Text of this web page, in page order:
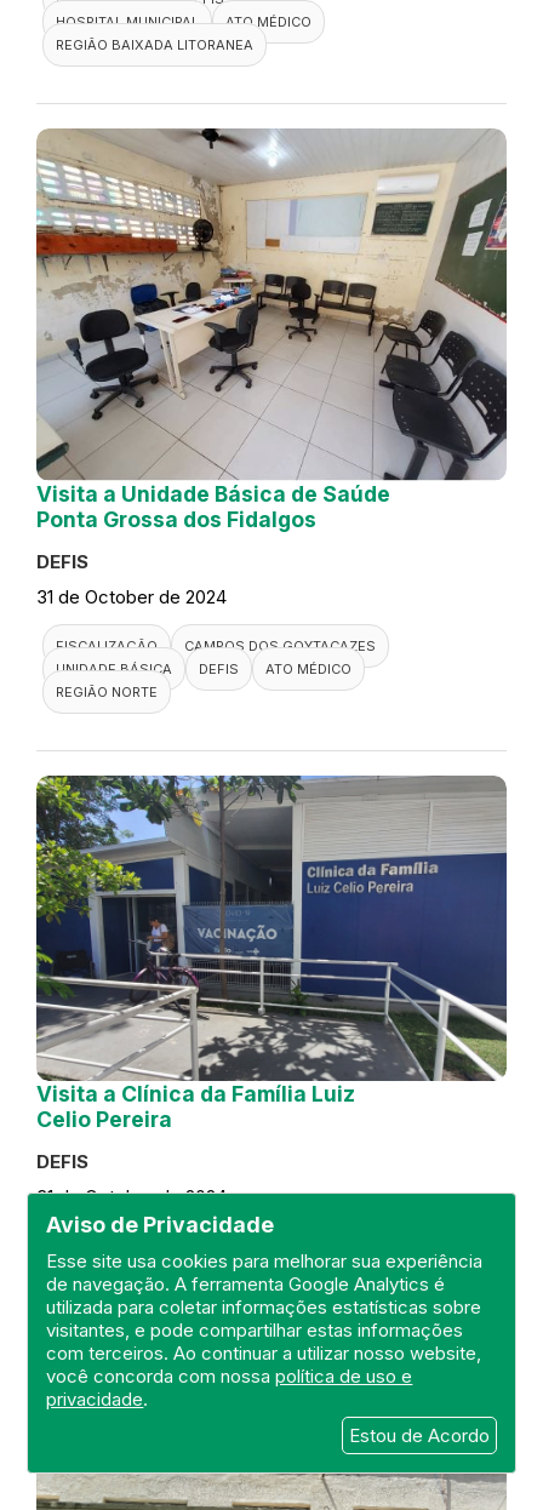
Aviso de Privacidade
Esse site usa cookies para melhorar sua experiência
de navegação. A ferramenta Google Analytics é
utilizada para coletar informações estatísticas sobre
visitantes, e pode compartilhar estas informações
com terceiros. Ao continuar a utilizar nosso website,
você concorda com nossapolítica de uso e
privacidade.
Estou de Acordo
HOSPITAL MUNICIPAL
ATO MÉDICO
REGIÃO BAIXADA LITORANEA
Visita a Unidade Básica de Saúde
Ponta Grossa dos Fidalgos
DEFIS
31 de October de 2024
FISCALIZAÇÃO
CAMPOS DOS GOYTACAZES
UNIDADE BÁSICA
DEFIS
ATO MÉDICO
REGIÃO NORTE
Visita a Clínica da Família Luiz
Celio Pereira
DEFIS
31 de October de 2024
REGIÃO METROPOLITANA
DEFIS
ATO MÉDICO
CLÍNICA DA FAMÍLIA